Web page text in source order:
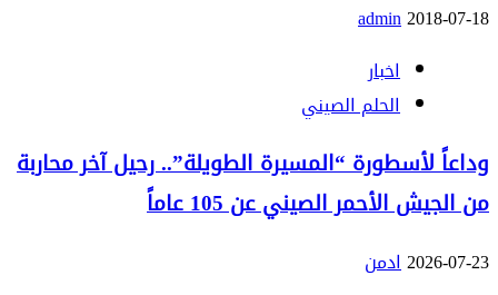
2018-07-18
admin
اخبار
الحلم الصيني
وداعاً لأسطورة “المسيرة الطويلة”.. رحيل آخر محاربة
من الجيش الأحمر الصيني عن 105 عاماً
2026-07-23ادمن